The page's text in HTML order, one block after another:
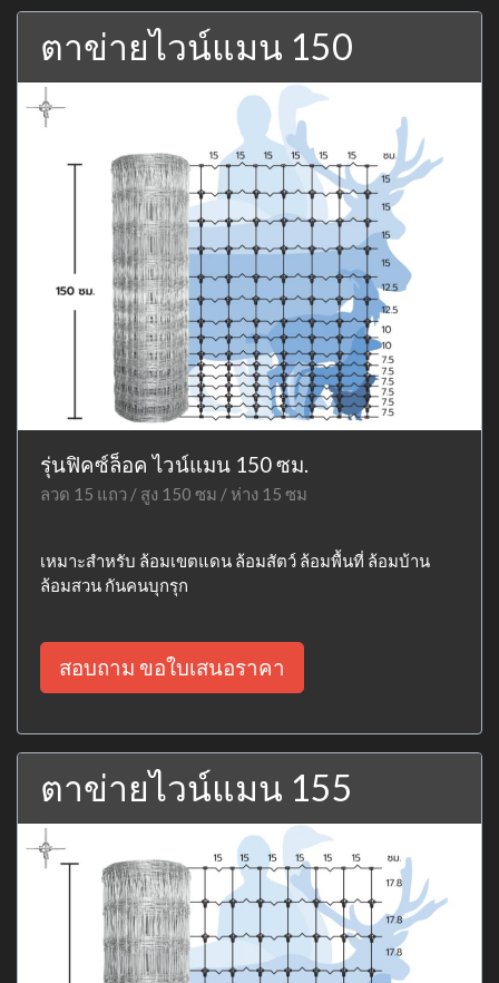
ตาข่ายไวน์แมน 150
รุ่นฟิคซ์ล็อค ไวน์แมน 150 ซม.
ลวด 15 แถว / สูง 150 ซม / ห่าง 15 ซม
เหมาะสำหรับ ล้อมเขตแดน ล้อมสัตว์ ล้อมพื้นที่ ล้อมบ้าน
ล้อมสวน กันคนบุกรุก
สอบถาม ขอใบเสนอราคา
ตาข่ายไวน์แมน 155